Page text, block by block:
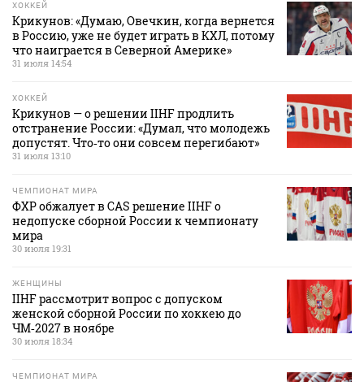
ХОККЕЙ
Крикунов: «Думаю, Овечкин, когда вернется
в Россию, уже не будет играть в КХЛ, потому
что наиграется в Северной Америке»
31 июля 14:54
ХОККЕЙ
Крикунов — о решении IIHF продлить
отстранение России: «Думал, что молодежь
допустят. Что‑то они совсем перегибают»
31 июля 13:10
ЧЕМПИОНАТ МИРА
ФХР обжалует в CAS решение IIHF о
недопуске сборной России к чемпионату
мира
30 июля 19:31
ЖЕНЩИНЫ
IIHF рассмотрит вопрос с допуском
женской сборной России по хоккею до
ЧМ‑2027 в ноябре
30 июля 18:34
ЧЕМПИОНАТ МИРА